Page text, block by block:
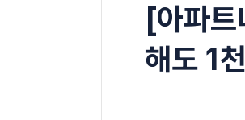
[아파
해도 1